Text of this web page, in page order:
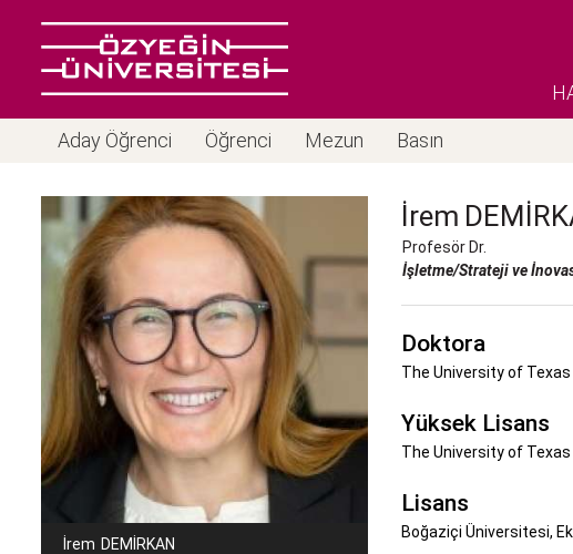
Aday Öğrenci Öğrenci Mezun Basın
İrem DEMIRKAN
İrem
Profesör Dr.
İşletme/Strateji ve
Doktora
The University of
Yüksek Lisans
The University of
Lisans
Boğaziçi Üniversitesi,